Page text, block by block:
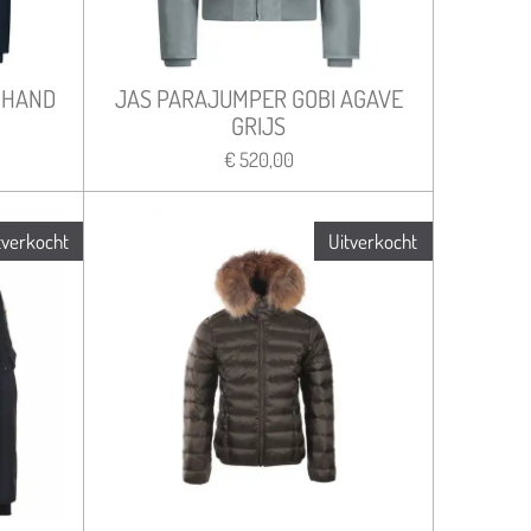
JAS PARAJUMPER GOBI AGAVE
GRIJS
€ 520,00
Uitverkocht